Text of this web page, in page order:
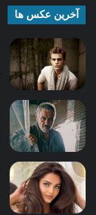
آخرین عکس ها